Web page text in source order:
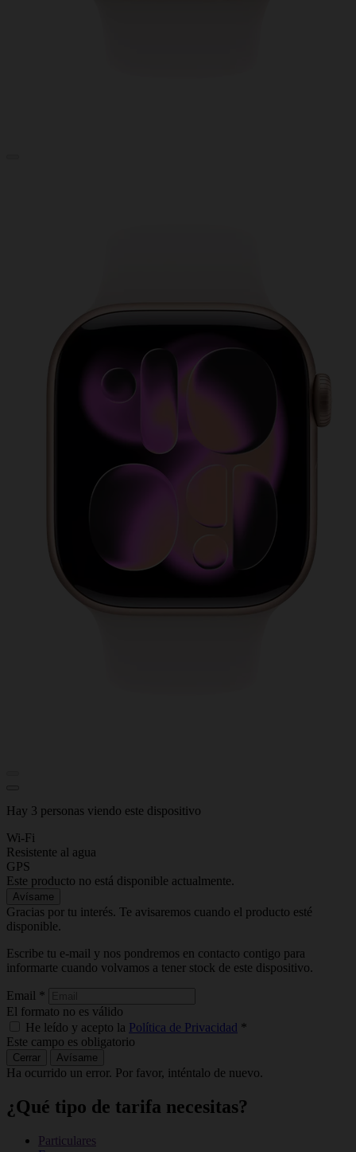
Hay 3 personas viendo este dispositivo
Wi-Fi
Resistente al agua
GPS
Este producto no está disponible actualmente.
Avísame
Gracias por tu interés. Te avisaremos cuando el producto esté
disponible.
Escribe tu e-mail y nos pondremos en contacto contigo para
informarte cuando volvamos a tener stock de este dispositivo.
Email *
El formato no es válido
He leído y acepto la Política de Privacidad *
Este campo es obligatorio
Cerrar Avísame
Ha ocurrido un error. Por favor, inténtalo de nuevo.
¿Qué tipo de tarifa necesitas?
Particulares